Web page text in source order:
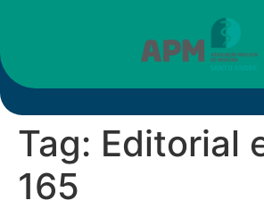
Tag: Editorial
165